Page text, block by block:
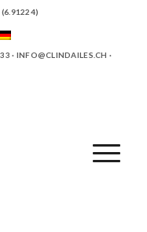
(6.91224)
· INFO@CLINDAILES.CH ·